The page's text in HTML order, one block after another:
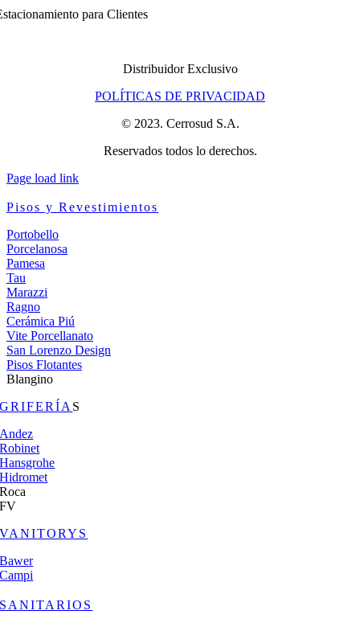
para Clientes
Distribuidor Exclusivo
POLÍTICAS DE PRIVACIDAD
© 2023. Cerrosud S.A.
Reservados todos lo derechos.
Page load link
Pisos y Revestimientos
Portobello
Porcelanosa
Pamesa
Tau
Marazzi
Ragno
Cerámica Piú
Vite Porcellanato
San Lorenzo Design
Pisos Flotantes
Blangino
GRIFERÍA S
Andez
Robinet
Hansgrohe
Hidromet
Roca
FV
VANITORYS
Bawer
Campi
SANITARIOS